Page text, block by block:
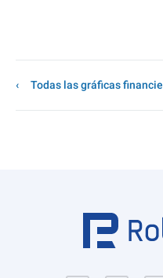
Todas las gráficas